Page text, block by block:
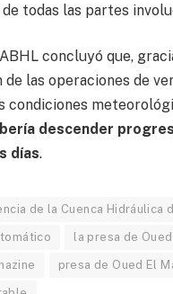
todas las partes
concluyó que,
de las operaciones de
condiciones
descender
días.
de la Cuenca Hidráulica
la presa de
presa de Oued El